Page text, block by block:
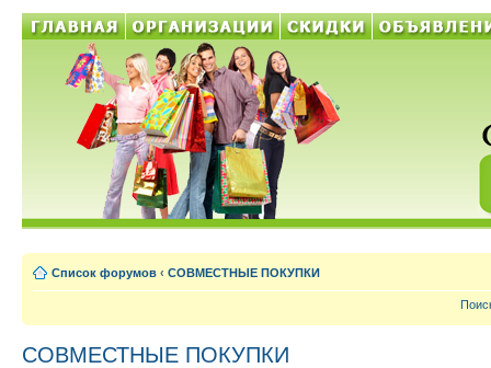
Список форумов ‹ СОВМЕСТНЫЕ ПОКУПКИ
СОВМЕСТНЫЕ ПОКУПКИ